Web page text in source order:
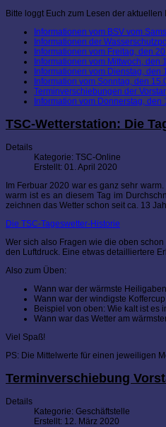
Bitte loggt Euch zum Lesen der
Informationen vom BSV vom
Informationen der
Informationen vom Freitag, den
Informationen vom Mittwoch, den
Informationen vom Dienstag, den
Information vom Sonntag, den
Terminverschiebungen der
Information vom Donnerstag, den
TSC-Wetterstation: Die
Details
Kategorie: TSC-Online
Erstellt: 01. April 2020
Im Ferbuar 2020 war es ganz sehr
warm ist es an diesem Tag im
zeichnen das Wetter schon seit ca. 13
Die TSC-Tageswetter-Historie
Wer sich also Fragen wie die oben
den Luftdruck. Eine etwas detailliertere
Also zum Üben:
Wann war der wärmste
Wann war der windigste
Beispiel von oben: Wie kalt ist es
Wann war das Wetter am
Viel Spaß!
PS: Die Mittelwerte für einen jeweiligen
Terminverschiebung
Details
Kategorie: Geschäftstelle
Erstellt: 12. März 2020